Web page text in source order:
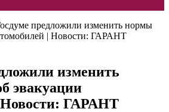
предложили изменить нормы
| Новости: ГАРАНТ
изменить
эвакуации
Новости: ГАРАНТ